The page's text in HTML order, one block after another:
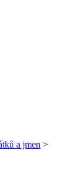
a jmen >